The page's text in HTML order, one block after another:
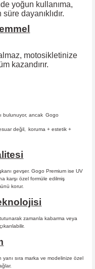
yoğun kullanıma,
süre dayanıklıdır.
motosikletinize
kazandırır.
ancak Gogo
değil,
koruma + estetik +
gevşer. Gogo Premium ise UV
karşı özel formüle edilmiş
korur.
zamanla kabarma veya
sıra marka ve modelinize özel